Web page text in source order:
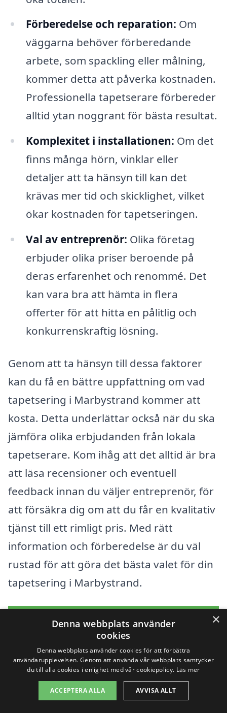
Förberedelse och reparation: Om
väggarna behöver förberedande
arbete, som spackling eller målning,
kommer detta att påverka kostnaden.
Professionella tapetserare förbereder
alltid ytan noggrant för bästa resultat.
Komplexitet i installationen: Om det
finns många hörn, vinklar eller
detaljer att ta hänsyn till kan det
krävas mer tid och skicklighet, vilket
ökar kostnaden för tapetseringen.
Val av entreprenör: Olika företag
erbjuder olika priser beroende på
deras erfarenhet och renommé. Det
kan vara bra att hämta in flera
offerter för att hitta en pålitlig och
konkurrenskraftig lösning.
Genom att ta hänsyn till dessa faktorer
kan du få en bättre uppfattning om vad
tapetsering i Marbystrand kommer att
kosta. Detta underlättar också när du ska
jämföra olika erbjudanden från lokala
tapetserare. Kom ihåg att det alltid är bra
att läsa recensioner och eventuell
feedback innan du väljer entreprenör, för
att försäkra dig om att du får en kvalitativ
tjänst till ett rimligt pris. Med rätt
information och förberedelse är du väl
rustad för att göra det bästa valet för din
tapetsering i Marbystrand.
Få 3 erbjudanden, gratis och utan
Sök efter en
×
Denna webbplats använder
cookies
Denna webbplats använder cookies för att förbättra
användarupplevelsen. Genom att använda vår webbplats samtycker
du till alla cookies i enlighet med vår cookiepolicy. Läs mer
ACCEPTERA ALLA AVVISA ALLT